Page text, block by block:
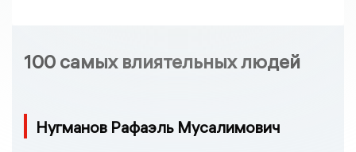
100 самых влиятельных людей
Нугманов Рафаэль Мусалимович